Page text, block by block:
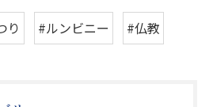
り #ルンビニー #仏教